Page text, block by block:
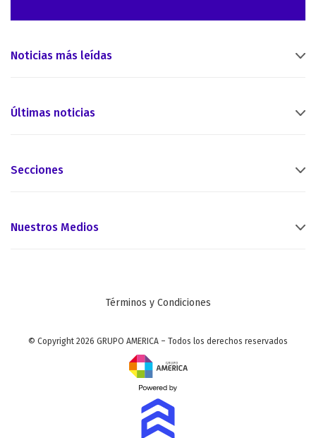
Noticias más leídas
Últimas noticias
Secciones
Nuestros Medios
Términos y Condiciones
© Copyright 2026 GRUPO AMERICA – Todos los derechos reservados